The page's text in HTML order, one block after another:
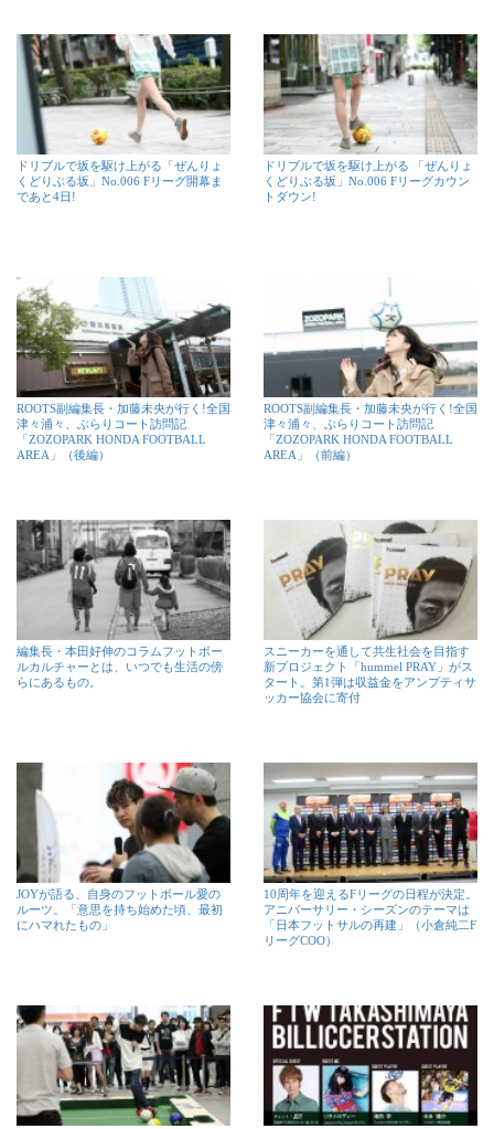
ドリブルで坂を駆け上がる「ぜんりょ
くどりぶる坂」No.006 Fリーグ開幕ま
であと4日!
ドリブルで坂を駆け上がる 「ぜんりょ
くどりぶる坂」No.006 Fリーグカウン
トダウン!
ROOTS副編集長・加藤未央が行く!全国
津々浦々、ぶらりコート訪問記
「ZOZOPARK HONDA FOOTBALL
AREA」（後編）
ROOTS副編集長・加藤未央が行く!全国
津々浦々、ぶらりコート訪問記
「ZOZOPARK HONDA FOOTBALL
AREA」（前編）
編集長・本田好伸のコラムフットボー
ルカルチャーとは、いつでも生活の傍
らにあるもの。
スニーカーを通して共生社会を目指す
新プロジェクト「hummel PRAY」がス
タート。第1弾は収益金をアンプティサ
ッカー協会に寄付
JOYが語る、自身のフットボール愛の
ルーツ。「意思を持ち始めた頃、最初
にハマれたもの」
10周年を迎えるFリーグの日程が決定。
アニバーサリー・シーズンのテーマは
「日本フットサルの再建」（小倉純二F
リーグCOO）